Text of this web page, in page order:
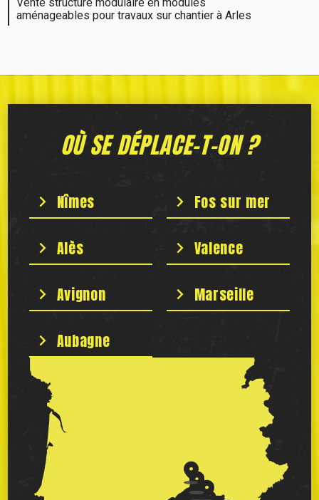
aménageables pour travaux sur chantier à Arles
OÙ SE DÉPLACE-T-ON ?
Nîmes Fos sur mer
Alès Valence
Avignon Marseille
Aubagne